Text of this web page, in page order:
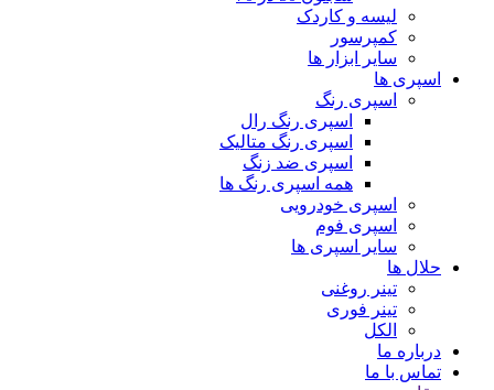
لیسه و کاردک
کمپرسور
سایر ابزار ها
اسپری ها
اسپری رنگ
اسپری رنگ رال
اسپری رنگ متالیک
اسپری ضد زنگ
همه اسپری رنگ ها
اسپری خودرویی
اسپری فوم
سایر اسپری ها
حلال ها
تینر روغنی
تینر فوری
الکل
درباره ما
تماس با ما